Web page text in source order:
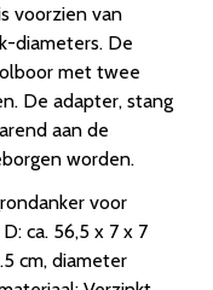
voorzien van
diameters. De
met twee
De adapter, stang
aan de
worden.
voor
ca. 56,5 x 7 x 7
cm, diameter